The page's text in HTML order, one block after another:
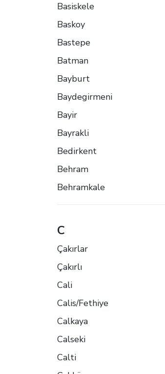
Basiskele
Baskoy
Bastepe
Batman
Bayburt
Baydegirmeni
Bayir
Bayrakli
Bedirkent
Behram
Behramkale
C
Çakırlar
Çakırlı
Cali
Calis/Fethiye
Calkaya
Calseki
Calti